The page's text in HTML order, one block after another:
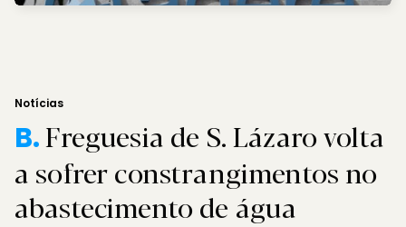
Notícias
B.Freguesia de S. Lázaro volta
a sofrer constrangimentos no
abastecimento de água